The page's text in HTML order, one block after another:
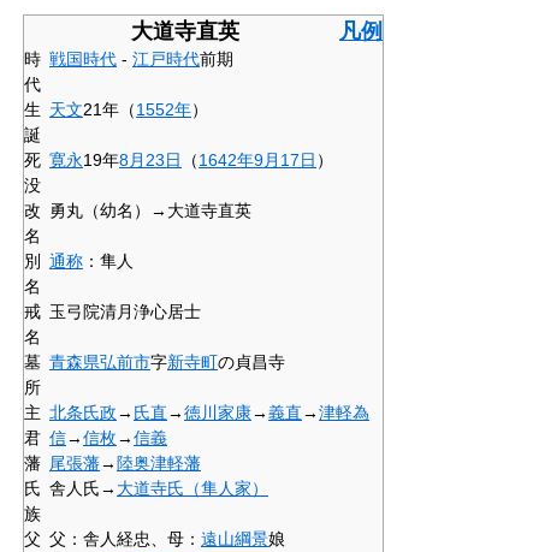
凡例
大道寺直英
時
代
戦国時代 - 江戸時代前期
生
誕
天文21年（1552年）
死
没
寛永19年8月23日 （1642年9月17日 ）
改
名
勇丸（幼名）→大道寺直英
別
名
通称 ：隼人
戒
名
玉弓院清月浄心居士
墓
所
青森県弘前市字新寺町の貞昌寺
主
君
北条氏政→ 氏直→徳川家康→義直→津軽為
信→信枚→信義
藩 尾張藩→陸奥津軽藩
氏
族
舎人氏→ 大道寺氏（隼人家）
父 父：舎人経忠、母： 遠山綱景娘